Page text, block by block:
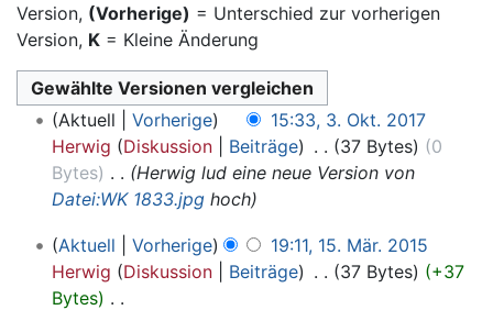
Version, (Vorherige) = Unterschied zur vorherigen
Version, K = Kleine Änderung
Oktober
2017
Aktuell Vorherige
15:33, 3. Okt. 2017
Herwig
Diskussion Beiträge 37 Bytes
0
Bytes
Herwig lud eine neue Version von
Datei:WK 1833.jpghoch
15.
März
2015
Aktuell Vorherige
19:11, 15. Mär. 2015
Herwig
Diskussion Beiträge 37 Bytes
+37
Bytes